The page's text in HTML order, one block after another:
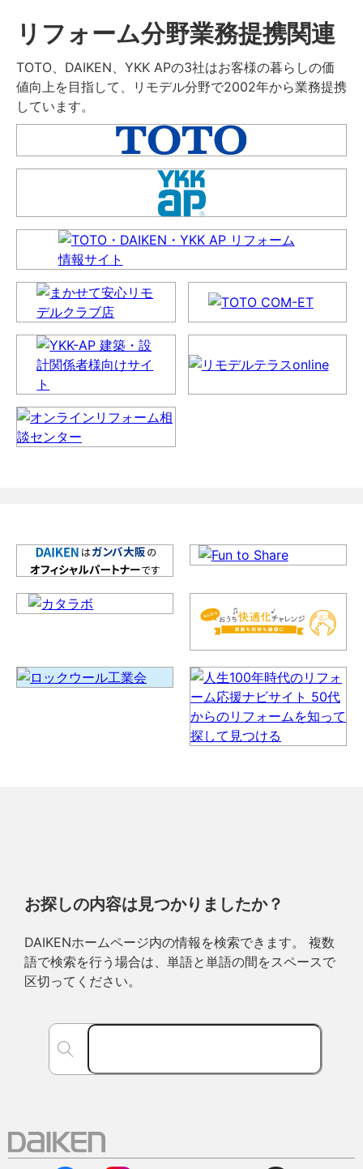
リフォーム分野業務提携関連
TOTO、DAIKEN、YKK APの3社はお客様の暮らしの価
値向上を目指して、リモデル分野で2002年から業務提携
しています。
お探しの内容は見つかりましたか？
DAIKENホームページ内の情報を検索できます。 複数
語で検索を行う場合は、単語と単語の間をスペースで
区切ってください。